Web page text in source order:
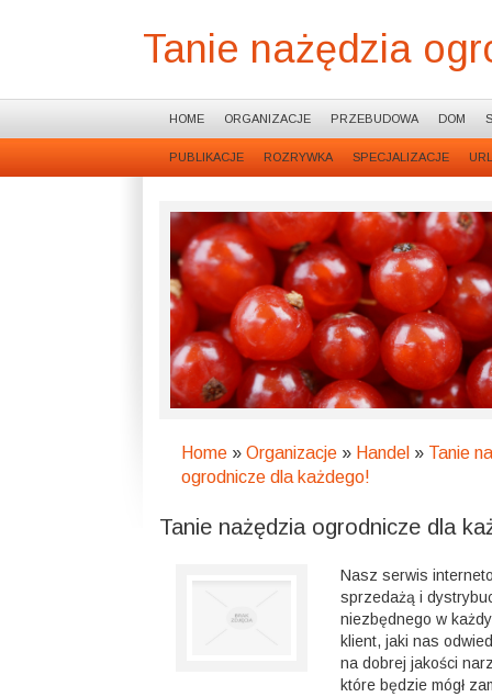
Tanie nażędzia
HOME ORGANIZACJE PRZEBUDOWA DOM
PUBLIKACJE ROZRYWKA SPECJALIZACJE
Home » Organizacje » Handel » Tanie
ogrodnicze dla każdego!
Tanie nażędzia ogrodnicze dla
Nasz serwis
sprzedażą i
niezbędnego w
klient, jaki nas
na dobrej jakości
które będzie mógł